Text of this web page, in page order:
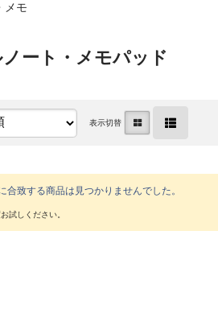
メモ
ート・メモパッド
表示切替
合致する商品は見つかりませんでした。